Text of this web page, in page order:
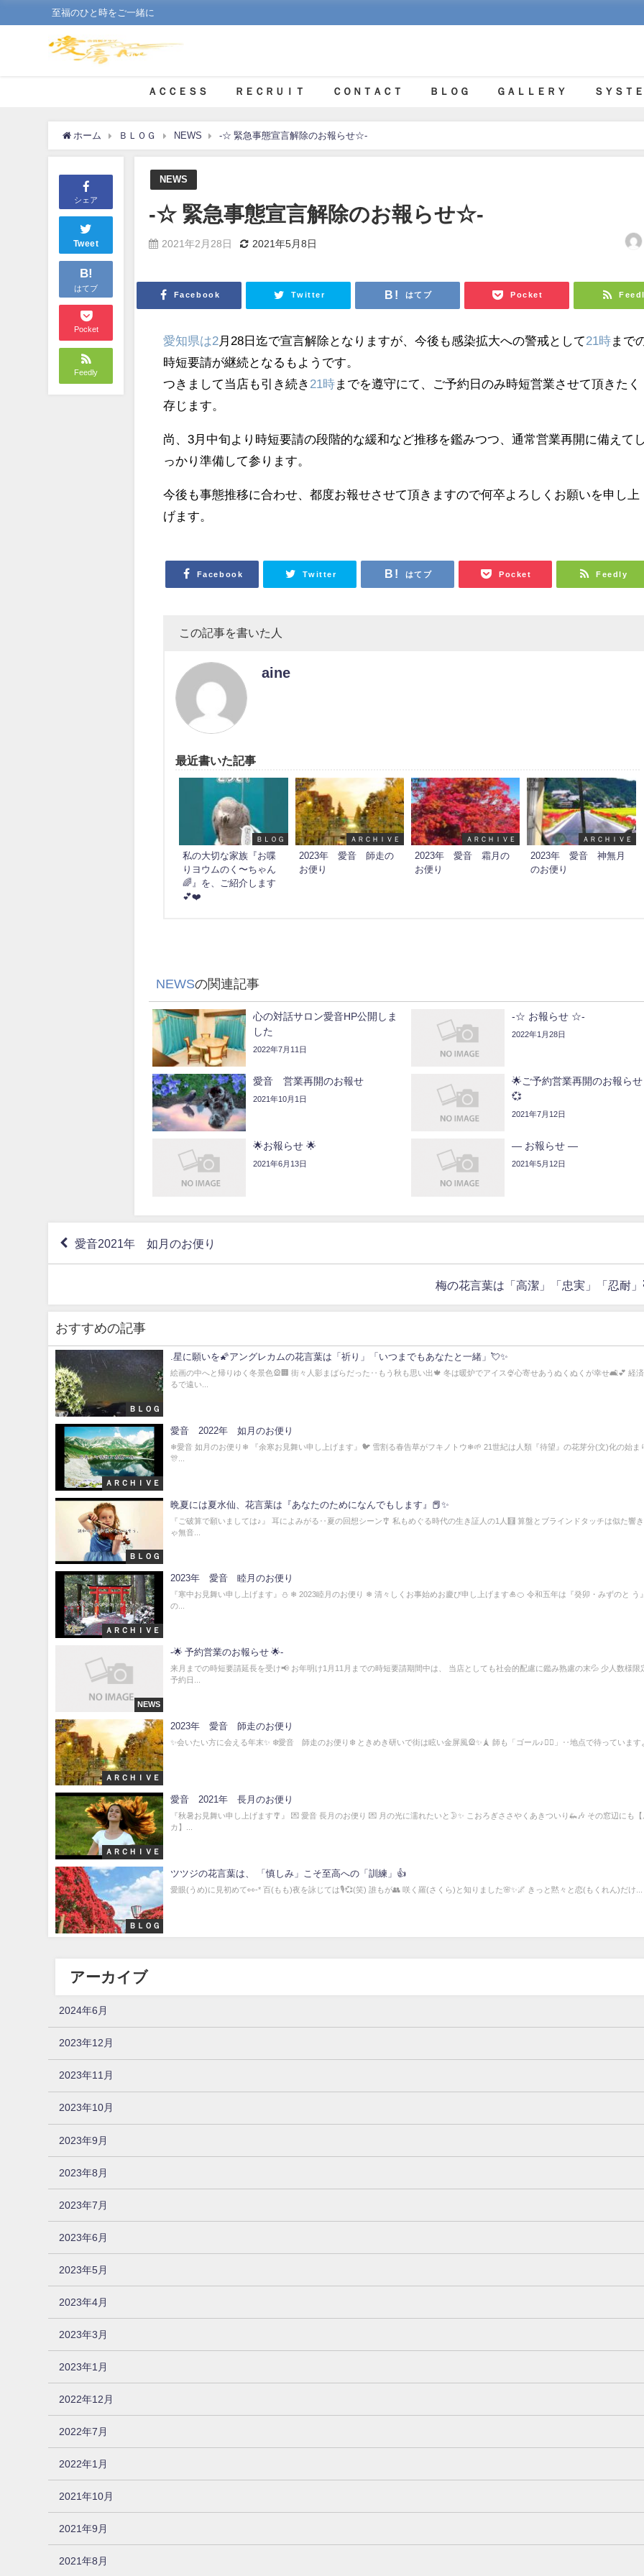
至福のひと時をご一緒に
ＡＣＣＥＳＳ ＲＥＣＲＵＩＴ ＣＯＮＴＡＣＴ ＢＬＯＧ ＧＡＬＬＥＲＹ ＳＹＳＴ
ホーム ＢＬＯＧ NEWS -☆ 緊急事態宣言解除のお報らせ☆-
シェア
Tweet
B!
はてブ
Pocket
Feedly
NEWS
-☆ 緊急事態宣言解除のお報らせ☆-
2021年2月28日 2021年5月8日
Facebook Twitter はてブ Pocket
愛知県は2 月28日迄で宣言解除となりますが、今後も感染拡大への警戒として21時まで
時短要請が継続となるもようです。
つきまして当店も引き続き 21時までを遵守にて、ご予約日のみ時短営業させて頂きたく
存じます。
尚、3月中旬より時短要請の段階的な緩和など推移を鑑みつつ、通常営業再開に備えて
っかり準備して参ります。
今後も事態推移に合わせ、都度お報せさせて頂きますので何卒よろしくお願いを申し上
げます。
Facebook Twitter はてブ Pocket Feedly
この記事を書いた人
aine
最近書いた記事
ＢＬＯＧ
私の大切な家族『お喋
りヨウムのく〜ちゃん
🌈』を、ご紹介します
💕❤️
ＡＲＣＨＩＶＥ
2023年 愛音 師走の
お便り
ＡＲＣＨＩＶＥ
2023年 愛音 霜月の
お便り
ＡＲＣＨＩＶＥ
2023年 愛音 神無月
のお便り
NEWSの関連記事
心の対話サロン愛音HP公開しま
した
2022年7月11日
-☆ お報らせ ☆-
2022年1月28日
愛音 営業再開のお報せ
2021年10月1日
🌟ご予約営業再開のお報ら
💞
2021年7月12日
🌟お報らせ 🌟
2021年6月13日
— お報らせ —
2021年5月12日
愛音2021年 如月のお便り
梅の花言葉は「高潔」「忠実」「忍耐
おすすめの記事
ＢＬＯＧ
.星に願いを🌠アングレカムの花言葉は「祈り」「いつまでもあなたと一緒」💘✨
絵画の中へと帰りゆく冬景色🎡🏢 街々人影まばらだった‥もう秋も思い出🍁 冬は暖炉でアイス🍨心寄せあうぬくぬくが幸せ🛋️💕 経
るで遠い...
ＡＲＣＨＩＶＥ
愛音 2022年 如月のお便り
❄愛音 如月のお便り❄ 『余寒お見舞い申し上げます』🐦 雪割る春告草がフキノトウ❄🌱 21世紀は人類『待望』の花芽分(文)化の始ま
🎊...
ＢＬＯＧ
晩夏には夏水仙、花言葉は『あなたのためになんでもします』📕✨
『ご破算で願いましては♪』 耳によみがる‥夏の回想シーン🎐 私もめぐる時代の生き証人の1人🧮 算盤とブラインドタッチは似た響
ゃ無音...
ＡＲＣＨＩＶＥ
2023年 愛音 睦月のお便り
『寒中お見舞い申し上げます』⛄ ❄ 2023睦月のお便り ❄ 清々しくお事始めお慶び申し上げます🎍🍊 令和五年は『癸卯・みずのと う
の...
NEWS
-🌟 予約営業のお報らせ 🌟-
来月までの時短要請延長を受け📢 お年明け1月11月までの時短要請期間中は、 当店としても社会的配慮に鑑み熟慮の末💦 少人数様限
予約日...
ＡＲＣＨＩＶＥ
2023年 愛音 師走のお便り
✨会いたい方に会える年末✨ ❄️愛音 師走のお便り❄️ ときめき研いで街は眩い金屏風🎡✨🗼 師も「ゴール♪🏃‍♀」‥地点で待っています
ＡＲＣＨＩＶＥ
愛音 2021年 長月のお便り
『秋暑お見舞い申し上げます🎐』 💌 愛音 長月のお便り 💌 月の光に濡れたいと🌛✨ こおろぎささやくあきついり🦗🎶 その窓辺にも
カ】...
ＢＬＯＧ
ツツジの花言葉は、 「慎しみ」こそ至高への「訓練」👍
愛眼(うめ)に見初めて👀-* 百(もも)夜を詠じては🎙💞(笑) 誰もが👥 咲く羅(さくら)と知りました🌸✨🌌 きっと黙々と恋(もくれん)だけ...
アーカイブ
2024年6月
2023年12月
2023年11月
2023年10月
2023年9月
2023年8月
2023年7月
2023年6月
2023年5月
2023年4月
2023年3月
2023年1月
2022年12月
2022年7月
2022年1月
2021年10月
2021年9月
2021年8月